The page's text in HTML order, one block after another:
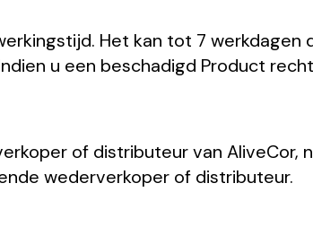
Het kan tot 7 werkdagen
u een beschadigd Product
of distributeur van AliveCor,
wederverkoper of distributeur.